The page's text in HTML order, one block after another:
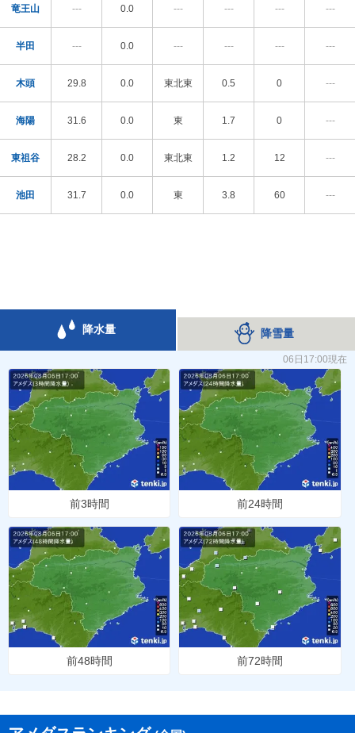
竜王山 --- 0.0 --- --- --- ---
半田 --- 0.0 --- --- --- ---
木頭 29.8 0.0 東北東 0.5 0 ---
海陽 31.6 0.0 東 1.7 0 ---
東祖谷 28.2 0.0 東北東 1.2 12 ---
池田 31.7 0.0 東 3.8 60 ---
降水量 降雪量
06日17:00現在
前3時間 前24時間
前48時間 前72時間